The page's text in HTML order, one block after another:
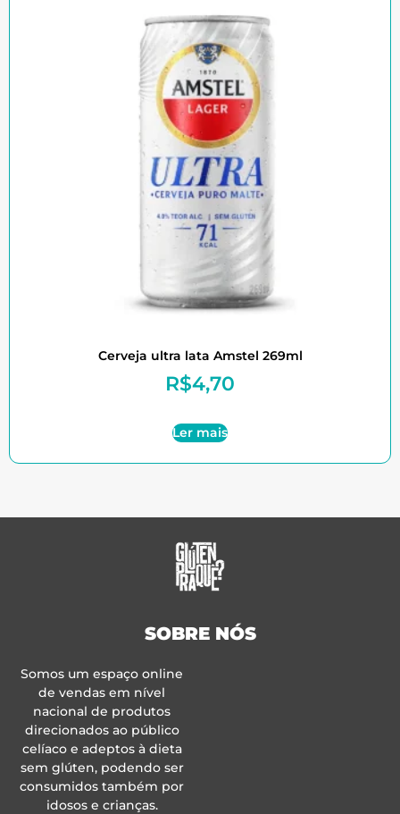
Cerveja ultra lata Amstel 269ml
R$4,70
Ler mais
SOBRE NÓS
Somos um espaço online
de vendas em nível
nacional de produtos
direcionados ao público
celíaco e adeptos à dieta
sem glúten, podendo ser
consumidos também por
idosos e crianças.